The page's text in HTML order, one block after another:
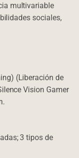
multivariable
sociales,
(Liberación de
Vision Gamer
3 tipos de